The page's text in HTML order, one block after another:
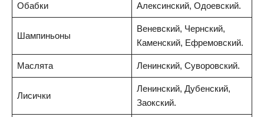
Обабки Алексинский, Одоевский.
Шампиньоны
Веневский, Чернский,
Каменский, Ефремовский.
Маслята Ленинский, Суворовский.
Лисички
Ленинский, Дубенский,
Заокский.